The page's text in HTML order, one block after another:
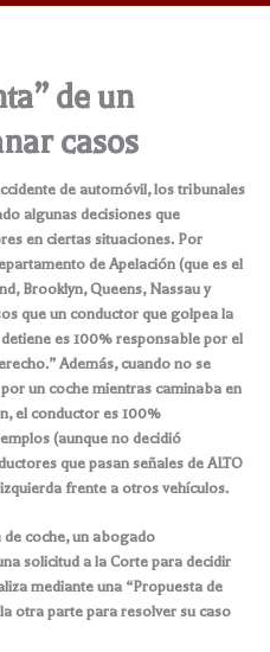
de un
casos
de automóvil, los tribunales
algunas decisiones que
en ciertas situaciones. Por
de Apelación (que es el
Brooklyn, Queens, Nassau y
que un conductor que golpea la
es 100% responsable por el
Además, cuando no se
un coche mientras caminaba en
el conductor es 100%
(aunque no decidió
que pasan señales de ALTO
frente a otros vehículos.
de coche, un abogado
solicitud a la Corte para decidir
mediante una “Propuesta de
otra parte para resolver su caso